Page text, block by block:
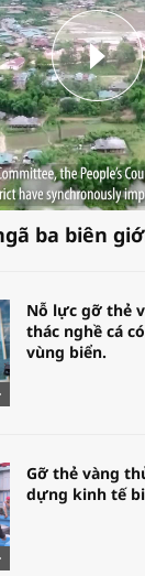
ba biên
Nỗ lực gỡ thẻ
thác nghề cá
vùng biển.
Gỡ thẻ vàng
dựng kinh tế